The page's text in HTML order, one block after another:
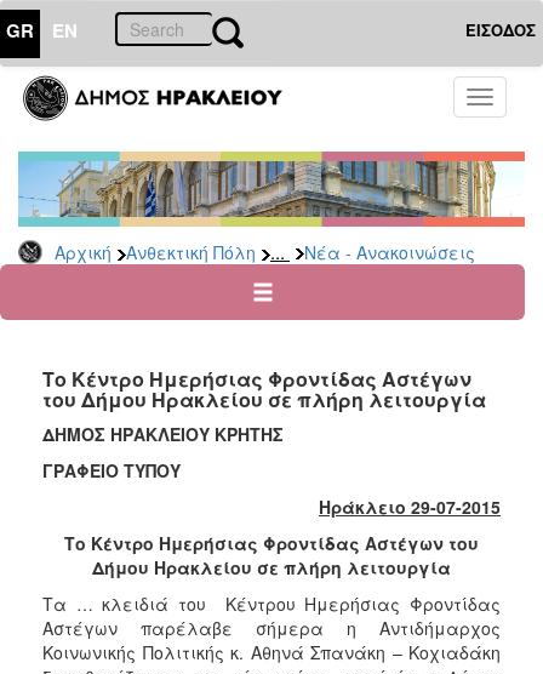
GR EN ΕΙΣΟΔΟΣ
Toggle
Αρχική Ανθεκτική Πόλη ... Νέα - Ανακοινώσεις
ΑΝΘΕΚΤΙΚΗ
ΠΟΛΗ
Κοινωνική
Πολιτική
Νέα
Ανακοινώσεις
για
Οικονομική
Αδυναμία
Φυσικές
Κέντρα
Κοινοτικής
Φροντίδας
(Κ.Α.Π.Η.)
Κέντρα
Δημιουργικής
Το Κέντρο Ημερήσιας Φροντίδας Αστέγων
του Δήμου Ηρακλείου σε πλήρη λειτουργία
ΔΗΜΟΣ ΗΡΑΚΛΕΙΟΥ ΚΡΗΤΗΣ
ΓΡΑΦΕΙΟ ΤΥΠΟΥ
Ηράκλειο 29-07-2015
Το Κέντρο Ημερήσιας Φροντίδας Αστέγων του
Δήμου Ηρακλείου σε πλήρη λειτουργία
Τα … κλειδιά του Κέντρου Ημερήσιας Φροντίδας
Αστέγων παρέλαβε σήμερα η Αντιδήμαρχος
Κοινωνικής Πολιτικής κ. Αθηνά Σπανάκη – Κοχιαδάκη